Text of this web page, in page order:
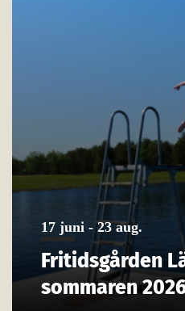
17 juni - 23 aug.
Fritidsgården
sommaren